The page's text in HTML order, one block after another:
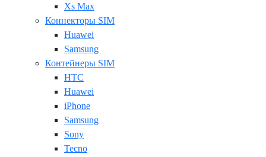
Xs Max
Коннекторы SIM
Huawei
Samsung
Контейнеры SIM
HTC
Huawei
iPhone
Samsung
Sony
Tecno